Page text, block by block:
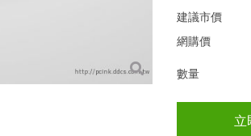
建議市價
網購價
數量
立